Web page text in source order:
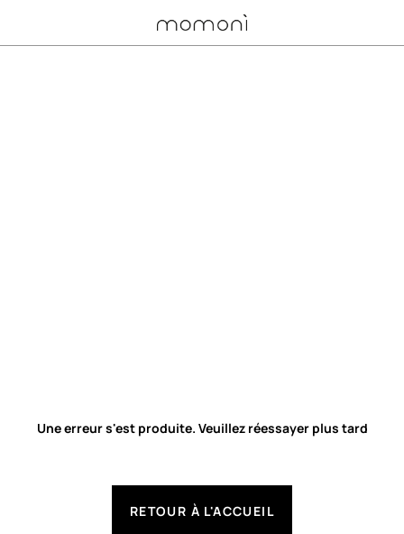
Une erreur s'est produite. Veuillez réessayer plus tard
RETOUR À L'ACCUEIL